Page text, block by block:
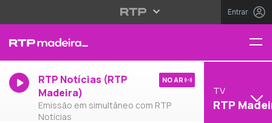
Entrar
RTP Notícias (RTP
Madeira)
Emissão em simultâneo com RTP
Notícias
NO AR
TV
RTP